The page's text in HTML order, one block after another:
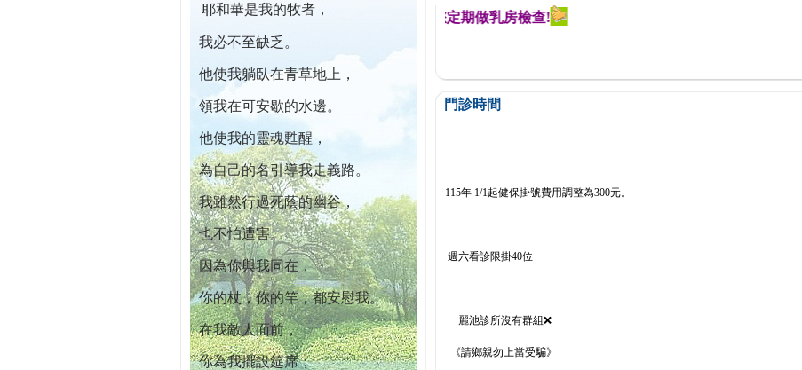
耶和華是我的牧者，
我必不至缺乏。
他使我躺臥在青草地上，
領我在可安歇的水邊。
他使我的靈魂甦醒，
為自己的名引導我走義路。
我雖然行過死蔭的幽谷，
也不怕遭害。
因為你與我同在，
你的杖，你的竿，都安慰我。
在我敵人面前，
你為我擺設筵席；
本院自開幕迄今已篩檢出1700位乳癌患者,提醒您定期做乳房檢查!
門診時間
115年 1/1起健保掛號費用調整為300元。
週六看診限掛40位
麗池診所沒有群組❌
《請鄉親勿上當受騙》